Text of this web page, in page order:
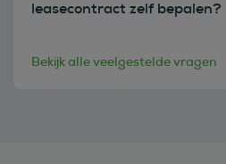
leasecontract zelf bepalen?
Bekijk alle veelgestelde vragen